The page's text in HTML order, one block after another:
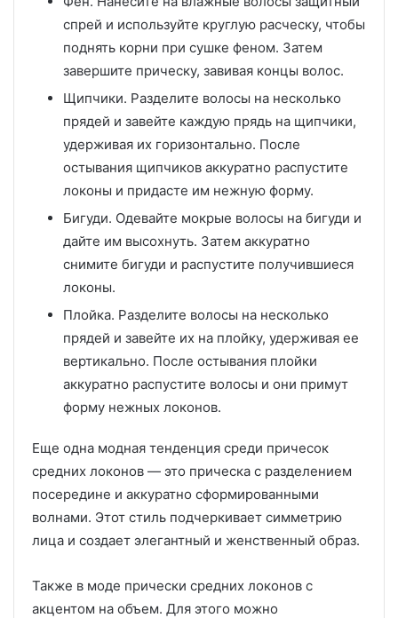
спрей и используйте круглую расческу, чтобы
поднять корни при сушке феном. Затем
завершите прическу, завивая концы волос.
Щипчики. Разделите волосы на несколько
прядей и завейте каждую прядь на щипчики,
удерживая их горизонтально. После
остывания щипчиков аккуратно распустите
локоны и придасте им нежную форму.
Бигуди. Одевайте мокрые волосы на бигуди и
дайте им высохнуть. Затем аккуратно
снимите бигуди и распустите получившиеся
локоны.
Плойка. Разделите волосы на несколько
прядей и завейте их на плойку, удерживая ее
вертикально. После остывания плойки
аккуратно распустите волосы и они примут
форму нежных локонов.
Еще одна модная тенденция среди причесок
средних локонов — это прическа с разделением
посередине и аккуратно сформированными
волнами. Этот стиль подчеркивает симметрию
лица и создает элегантный и женственный образ.
Также в моде прически средних локонов с
акцентом на объем. Для этого можно